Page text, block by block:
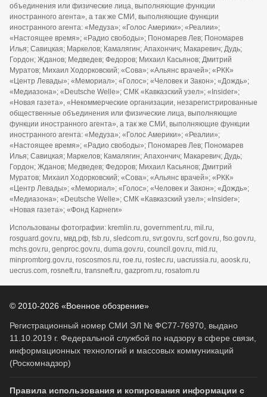
объединения или физические лица, выполняющие функции
иностранного агента», а так же СМИ, выполняющие функции
иностранного агента: «Медуза»; «Голос Америки»; «Реалии»;
«Настоящее время»; «Радио свободы»; Пономарев Лев; Пономарев
Илья; Савицкая; Маркелов; Камалягин; Апахончич; Макаревич; Дудь;
Гордон; Жданов; Медведев; Федоров; Михаил Касьянов; Дмитрий
Муратов; Михаил Ходорковский; «Сова»; «Альянс врачей»; «РКК»
«Центр Левады»; «Мемориал»; «Голос»; «Человек и Закон»; «Дождь»;
«Медиазона»; «Deutsche Welle»; СМК «Кавказский узел»; «Insider»;
«Новая газета», «Некоммерческие организации, незарегистрированные
общественные объединения или физические лица, выполняющие
функции иностранного агента», а так же СМИ, выполняющие функции
иностранного агента: «Медуза»; «Голос Америки»; «Реалии»;
«Настоящее время»; «Радио свободы»; Пономарев Лев; Пономарев
Илья; Савицкая; Маркелов; Камалягин; Апахончич; Макаревич; Дудь;
Гордон; Жданов; Медведев; Федоров; Михаил Касьянов; Дмитрий
Муратов; Михаил Ходорковский; «Сова»; «Альянс врачей»; «РКК»
«Центр Левады»; «Мемориал»; «Голос»; «Человек и Закон»; «Дождь»;
«Медиазона»; «Deutsche Welle»; СМК «Кавказский узел»; «Insider»;
«Новая газета»; «Фонд Карнеги»
Использованы фотографии: kremlin.ru, government.ru, mil.ru,
rosguard.gov.ru, мвд.рф, fsb.ru, sledcom.ru, svr.gov.ru, scrf.gov.ru, fso.gov.ru,
mchs.gov.ru, genproc.gov.ru, duma.gov.ru, council.gov.ru, mid.ru,
minpromtorg.gov.ru, roscosmos.ru, roe.ru, rostec.ru, uacrussia.ru, aoosk.ru,
uecrus.com, rosneft.ru, transneft.ru, gazprom.ru, rosatom.ru
© 2010-2026 «Военное обозрение»
Регистрационный номер СМИ ЭЛ № ФС77-76970, выдано
11.10.2019 г. Федеральной службой по надзору в сфере связи,
информационных технологий и массовых коммуникаций
(Роскомнадзор)
Правила использования и копирования информации с